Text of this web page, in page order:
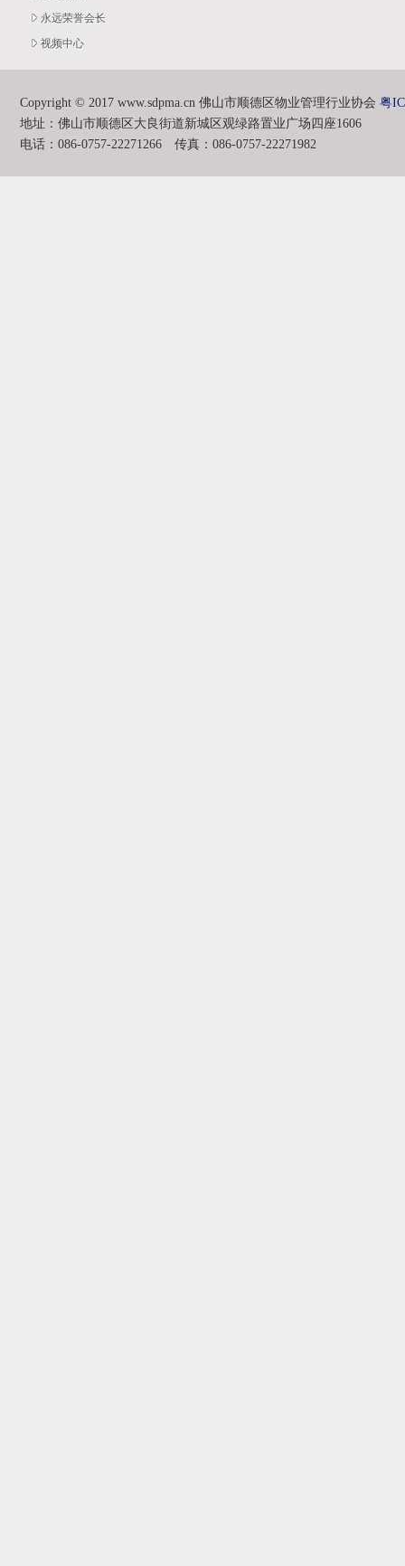
永远荣誉会长
视频中心
Copyright © 2017 www.sdpma.cn 佛山市顺德区物业管理行业协会 粤
地址：佛山市顺德区大良街道新城区观绿路置业广场四座1606
电话：086-0757-22271266 传真：086-0757-22271982